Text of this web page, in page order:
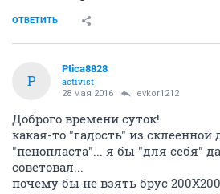
ОТВЕТИТЬ
P
Ptica8828
activist
28 мая 2016 evkor1212
Доброго времени суток!
какая-то "гадость" из склеенной
"пенопласта"... я бы "для себя"
советовал...
почему бы не взять брус